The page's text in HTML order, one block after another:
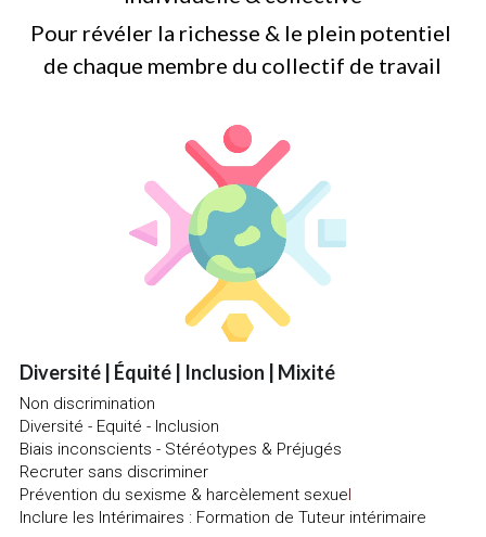
Pour révéler la richesse & le plein potentiel
de chaque membre du collectif de travail
Diversité | Équité | Inclusion | Mixité
Non discrimination
Diversité - Equité - Inclusion
Biais inconscients - Stéréotypes & Préjugés
Recruter sans discriminer
Prévention du sexisme & harcèlement sexuel
Inclure les Intérimaires : Formation de Tuteur intérimaire